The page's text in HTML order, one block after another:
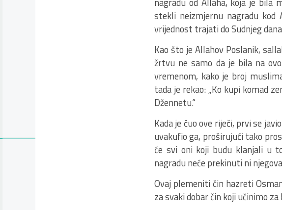
stekli neizmjernu nagradu kod
vrijednost trajati do Sudnjeg
Kao što je Allahov Poslanik,
žrtvu ne samo da je bila na
vremenom, kako je broj
tada je rekao: „Ko kupi komad
Džennetu.“
Kada je čuo ove riječi, prvi se
uvakufio ga, proširujući tako
će svi oni koji budu klanjali u
nagradu neće prekinuti ni
Ovaj plemeniti čin hazreti
za svaki dobar čin koji učinimo